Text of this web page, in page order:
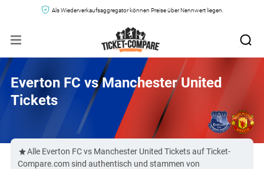
Als Wiederverkaufsaggregator können Preise über Nennwert liegen.
Everton FC vs Manchester United
Tickets
Alle Everton FC vs Manchester United Tickets auf Ticket-
Compare.com sind authentisch und stammen von